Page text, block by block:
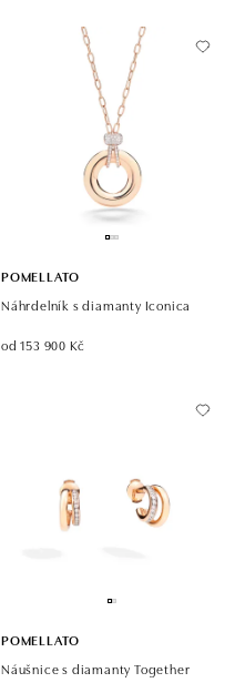
POMELLATO
Náhrdelník s diamanty Iconica
od 153 900 Kč
POMELLATO
Náušnice s diamanty Together